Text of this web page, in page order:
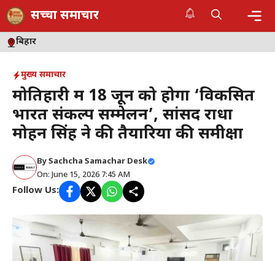
Skip
to
content
सच्चा समाचार
बिहार
मुख्य समाचार
मोतिहारी में 18 जून को होगा ‘विकसित
भारत संकल्प सम्मेलन’, सांसद राधा
मोहन सिंह ने की तैयारियों की समीक्षा
BySachcha Samachar Desk
On: June 15, 2026 7:45 AM
Follow Us: